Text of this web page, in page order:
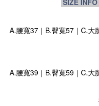
A.腰寬37｜B.臀寬57｜C.大
A.腰寬39｜B.臀寬59｜C.大